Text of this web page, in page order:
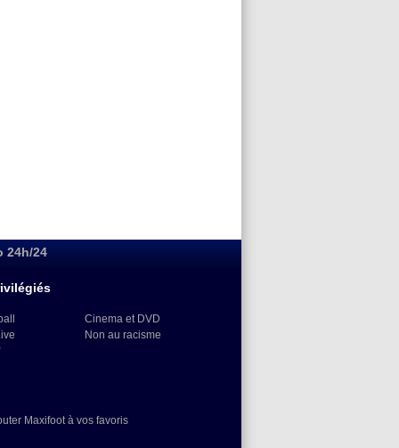
24h/24
Cinema et DVD
Non au racisme
Maxifoot à vos favoris